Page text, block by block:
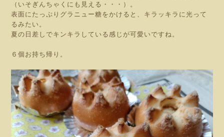
（いそぎんちゃくにも見える・・・）。
表面にたっぷりグラニュー糖をかけると、キラッキラに光って
るみたい。
夏の日差しでキンキラしている感じが可愛いですね。
６個お持ち帰り。